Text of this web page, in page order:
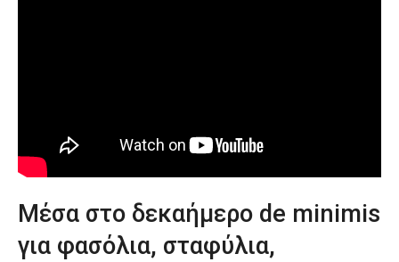
Μέσα στο δεκαήµερο de minimis
για φασόλια, σταφύλια,